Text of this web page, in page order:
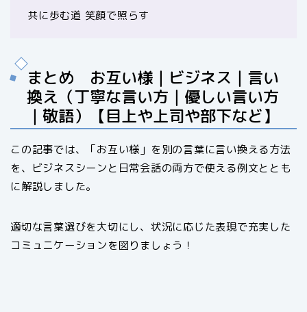
共に歩む道 笑顔で照らす
まとめ お互い様｜ビジネス｜言い
換え（丁寧な言い方｜優しい言い方
｜敬語）【目上や上司や部下など】
この記事では、「お互い様」を別の言葉に言い換える方法
を、ビジネスシーンと日常会話の両方で使える例文ととも
に解説しました。
適切な言葉選びを大切にし、状況に応じた表現で充実した
コミュニケーションを図りましょう！